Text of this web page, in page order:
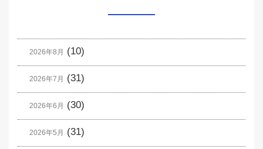
2026年8月 (10)
2026年7月 (31)
2026年6月 (30)
2026年5月 (31)